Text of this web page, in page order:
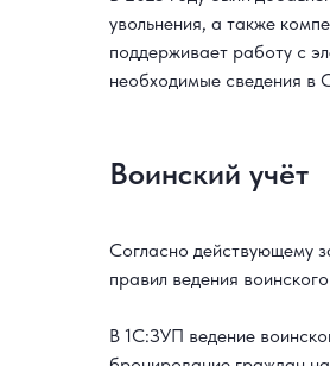
увольнения, а также
поддерживает работу с
необходимые сведения в
Воинский учёт
Согласно действующему
правил ведения
В 1С:ЗУП ведение